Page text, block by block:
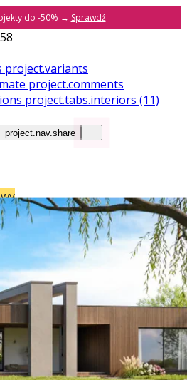
do -50% → Sprawdź
project.variants
project.comments
project.tabs.interiors (11)
project.nav.share